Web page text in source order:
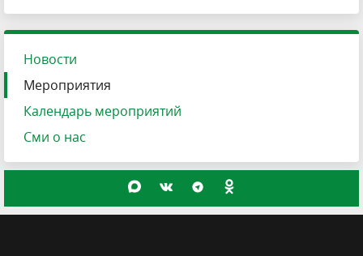
Новости
Мероприятия
Календарь мероприятий
Сми о нас